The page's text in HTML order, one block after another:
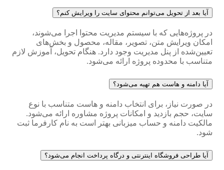
آیا بعد از تحویل می‌توانم محتوای سایت را ویرایش کنم؟
در پروژه‌هایی که با سیستم مدیریت محتوا اجرا می‌شوند،
امکان ویرایش متن، تصویر، مقاله، محصول و بخش‌های
تعیین‌شده از پنل مدیریت وجود دارد. هنگام تحویل، آموزش لازم
متناسب با محدوده پروژه ارائه می‌شود.
آیا دامنه و هاست هم تهیه می‌شود؟
در صورت نیاز، برای انتخاب دامنه و هاست متناسب با نوع
سایت، حجم بازدید و امکانات پروژه مشاوره ارائه می‌شود.
مالکیت دامنه و حساب میزبانی بهتر است به نام کارفرما ثبت
شود.
آیا طراحی فروشگاه اینترنتی و درگاه پرداخت انجام می‌شود؟